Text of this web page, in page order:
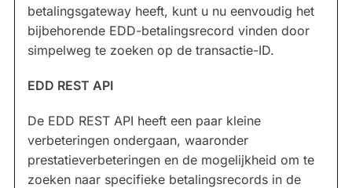
betalingsgateway heeft, kunt u nu eenvoudig het
bijbehorende EDD-betalingsrecord vinden door
simpelweg te zoeken op de transactie-ID.
EDD REST API
De EDD REST API heeft een paar kleine
verbeteringen ondergaan, waaronder
prestatieverbeteringen en de mogelijkheid om te
zoeken naar specifieke betalingsrecords in de